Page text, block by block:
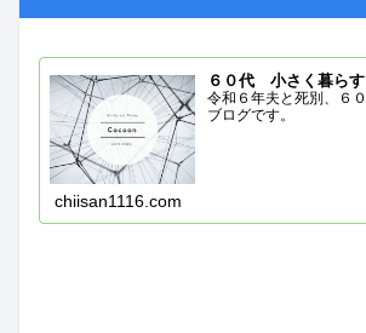
６０代 小さく暮らす
令和６年夫と死別、６
ブログです。
chiisan1116.com